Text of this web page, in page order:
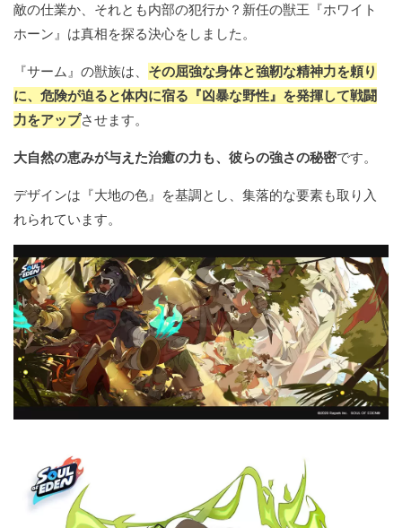
敵の仕業か、それとも内部の犯行か？新任の獣王『ホワイト
ホーン』は真相を探る決心をしました。
『サーム』の獣族は、 その屈強な身体と強靭な精神力を頼り
に、危険が迫ると体内に宿る『凶暴な野性』を発揮して戦闘
力をアップさせます。
大自然の恵みが与えた治癒の力も、彼らの強さの秘密です。
デザインは『大地の色』を基調とし、集落的な要素も取り入
れられています。